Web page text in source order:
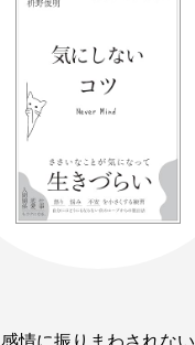
感情に振りまわされない